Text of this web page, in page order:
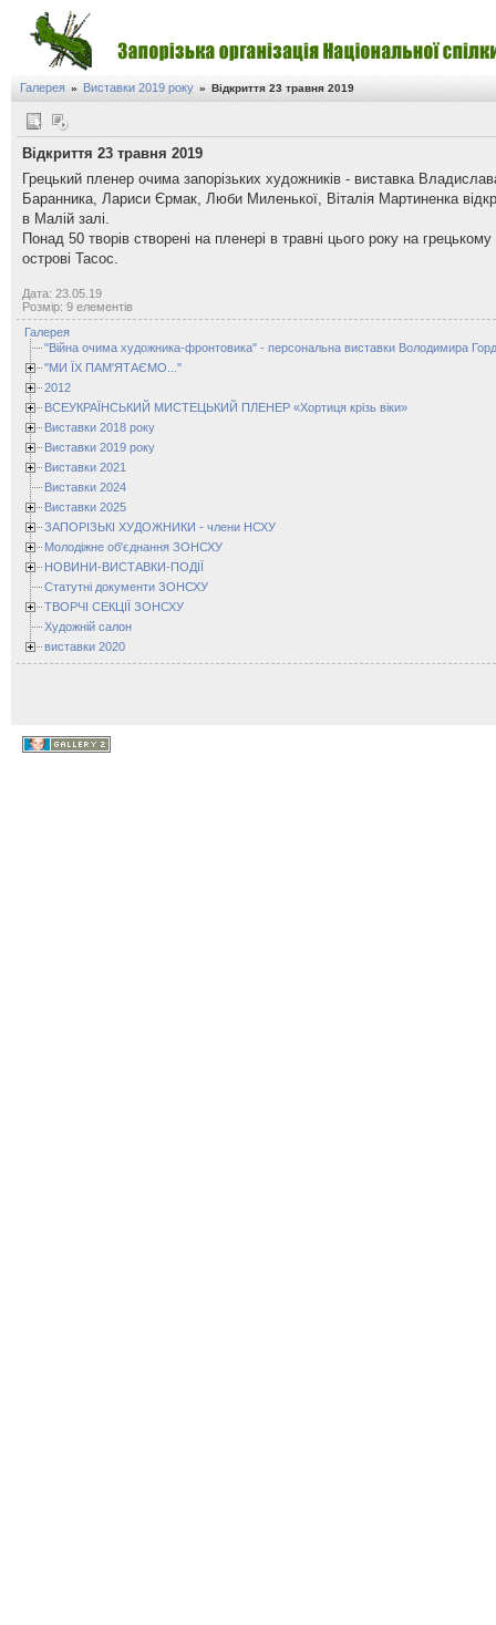
Галерея » Виставки 2019 року » Відкриття 23 травня 2019
Відкриття 23 травня 2019
Грецький пленер очима запорізьких художників - виставка
Баранника, Лариси Єрмак, Люби Миленької, Віталія Мартиненка
в Малій залі.
Понад 50 творів створені на пленері в травні цього року на грецькому
острові Тасос.
Дата: 23.05.19
Розмір: 9 елементів
Галерея
"Війна очима художника-фронтовика" - персональна виставки Володимира
"МИ ЇХ ПАМ'ЯТАЄМО..."
2012
ВСЕУКРАЇНСЬКИЙ МИСТЕЦЬКИЙ ПЛЕНЕР «Хортиця крізь віки»
Виставки 2018 року
Виставки 2019 року
Виставки 2021
Виставки 2024
Виставки 2025
ЗАПОРІЗЬКІ ХУДОЖНИКИ - члени НСХУ
Молодіжне об'єднання ЗОНСХУ
НОВИНИ-ВИСТАВКИ-ПОДІЇ
Статутні документи ЗОНСХУ
ТВОРЧІ СЕКЦІЇ ЗОНСХУ
Художній салон
виставки 2020